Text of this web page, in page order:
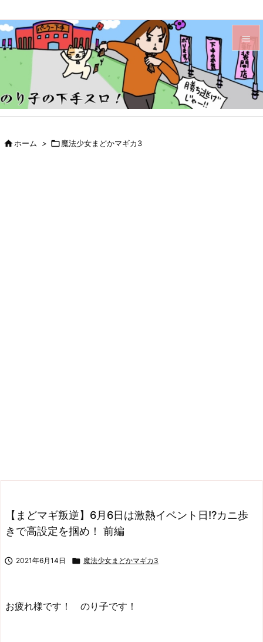


メニュ

サイド
ホーム > 魔法少女まどかマギカ3
【まどマギ叛逆】6月6日は激熱イベント日!?カニ歩
きで高設定を掴め！ 前編
 2021年6月14日  魔法少女まどかマギカ3
お疲れ様です！ のり子です！